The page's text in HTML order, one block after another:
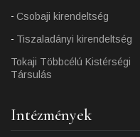
Csobaji kirendeltség
Tiszaladányi kirendeltség
Tokaji Többcélú Kistérségi
Társulás
Intézmények